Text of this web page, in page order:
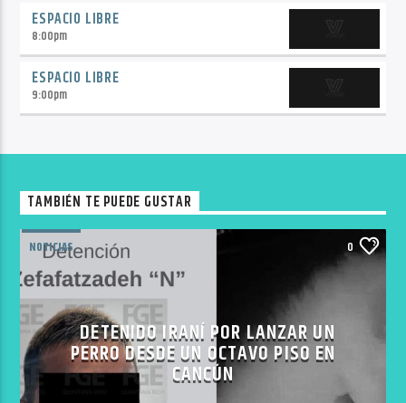
ESPACIO LIBRE
8:00pm
ESPACIO LIBRE
9:00pm
TAMBIÉN TE PUEDE GUSTAR
NOTICIAS 0
DETENIDO IRANÍ POR LANZAR UN
PERRO DESDE UN OCTAVO PISO EN
CANCÚN